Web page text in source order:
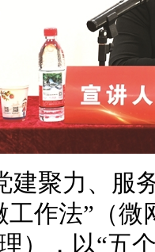
建聚力、服
工作法”（
），以“五